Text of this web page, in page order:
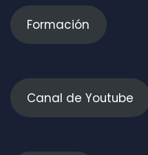
Formación
Canal de Youtube